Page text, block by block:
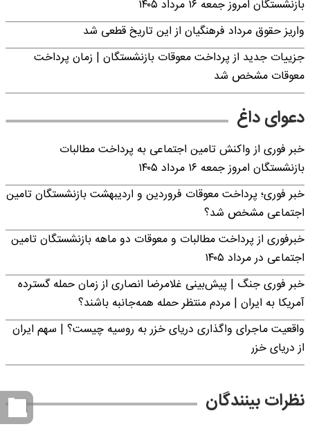
بازنشستگان امروز جمعه ۱۶ مرداد ۱۴۰۵
واریز حقوق مرداد فرهنگیان از این تاریخ قطعی شد
جزییات جدید از پرداخت معوقات بازنشستگان | زمان پرداخت
معوقات مشخص شد
دعوای داغ
خبر فوری از واکنش تامین اجتماعی به پرداخت مطالبات
بازنشستگان امروز جمعه ۱۶ مرداد ۱۴۰۵
خبر فوری؛ پرداخت معوقات فروردین و اردیبهشت بازنشستگان تامین
اجتماعی مشخص شد؟
خبرفوری از پرداخت مطالبات و معوقات دو ماهه بازنشستگان تامین
اجتماعی در مرداد ۱۴۰۵
خبر فوری جنگ | پیش‌بینی غلامرضا انصاری از زمان حمله گسترده
آمریکا به ایران | مردم منتظر حمله همه‌جانبه باشند؟
واقعیت ماجرای واگذاری دریای خزر به روسیه چیست؟ | سهم ایران
از دریای خزر
نظرات بینندگان